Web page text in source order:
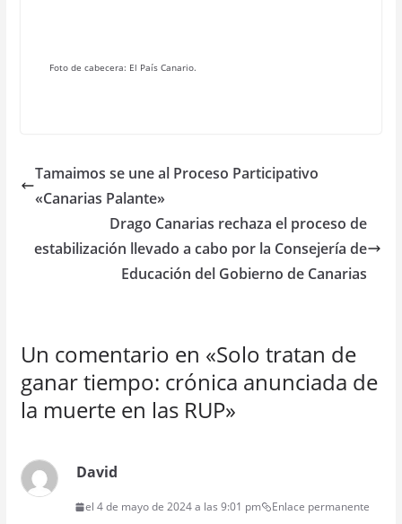
Foto de cabecera: El País Canario.
Tamaimos se une al Proceso Participativo
«Canarias Palante»
Drago Canarias rechaza el proceso de
estabilización llevado a cabo por la Consejería de
Educación del Gobierno de Canarias
Un comentario en «Solo tratan de
ganar tiempo: crónica anunciada de
la muerte en las RUP»
David
el 4 de mayo de 2024 a las 9:01 pm Enlace permanente